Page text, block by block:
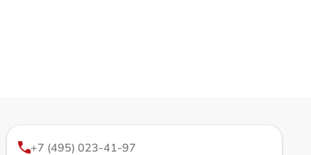
+7 (495) 023-41-97